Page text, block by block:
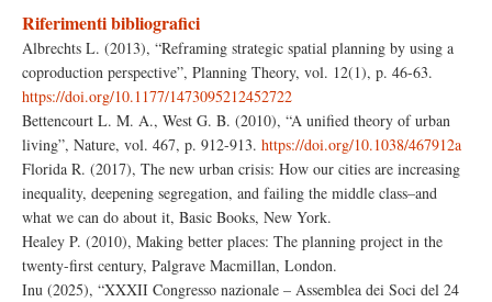
Riferimenti bibliografici
Albrechts L. (2013), “Reframing strategic spatial planning by using a
coproduction perspective”, Planning Theory, vol. 12(1), p. 46-63.
https://doi.org/10.1177/1473095212452722
Bettencourt L. M. A., West G. B. (2010), “A unified theory of urban
living”, Nature, vol. 467, p. 912-913. https://doi.org/10.1038/467912a
Florida R. (2017), The new urban crisis: How our cities are increasing
inequality, deepening segregation, and failing the middle class–and
what we can do about it, Basic Books, New York.
Healey P. (2010), Making better places: The planning project in the
twenty-first century, Palgrave Macmillan, London.
Inu (2025), “XXXII Congresso nazionale – Assemblea dei Soci del 24